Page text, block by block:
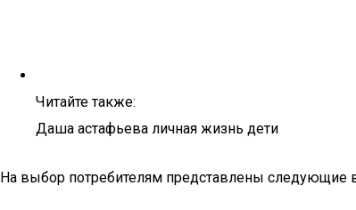
Читайте также:
Даша астафьева личная жизнь дети
На выбор потребителям представлены следующие